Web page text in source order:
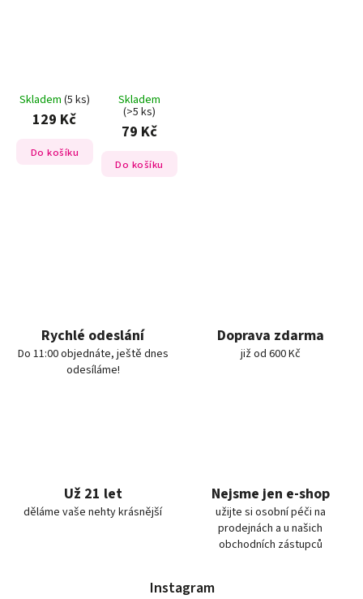
Skladem (5 ks)
129 Kč
Do košíku
Skladem
(>5 ks)
79 Kč
Do košíku
Rychlé odeslání
Do 11:00 objednáte, ještě dnes
odesíláme!
Doprava zdarma
již od 600 Kč
Už 21 let
děláme vaše nehty krásnější
Nejsme jen e-shop
užijte si osobní péči na
prodejnách a u našich
obchodních zástupců
Instagram